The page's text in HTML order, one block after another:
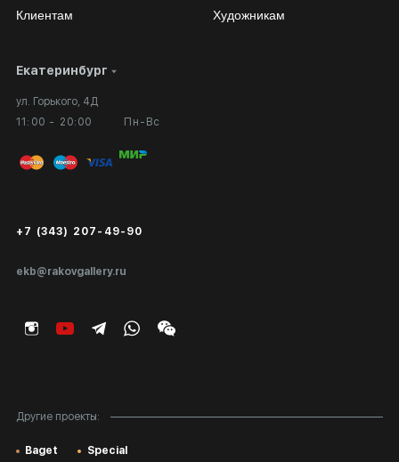
Екатеринбург
ул. Горького, 4Д
11:00 - 20:00
Пн-Вс
ekb@rakovgallery.ru
+7 (343) 207-49-90
Другие проекты:
Baget Special
Клиентам
Личный кабинет
Вопросы и ответы
Публичная оферта
Экспертиза/Вывоз за границу
Подарочные сертификаты
Художникам
Сотрудничество
Выставка в галерее